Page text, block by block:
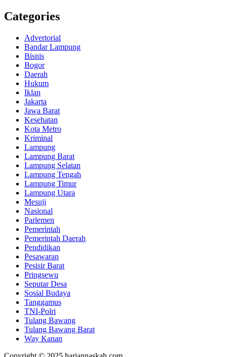
Categories
Advertorial
Bandar Lampung
Bisnis
Bogor
Daerah
Hukum
Iklan
Jakarta
Jawa Barat
Kesehatan
Kota Metro
Kriminal
Lampung
Lampung Barat
Lampung Selatan
Lampung Tengah
Lampung Timur
Lampung Utara
Mesuji
Nasional
Parlemen
Pemerintah
Pemerintah Daerah
Pendidikan
Pesawaran
Pesisir Barat
Pringsewu
Seputar Desa
Sosial Budaya
Tanggamus
TNI-Polri
Tulang Bawang
Tulang Bawang Barat
Way Kanan